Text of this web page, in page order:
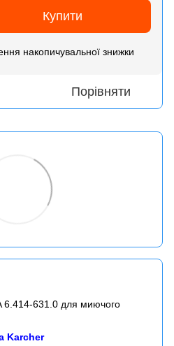
Купити
накопичувальної знижки
Порівняти
6.414-631.0 для миючого
Karcher